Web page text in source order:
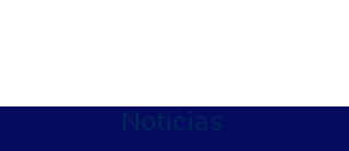
Noticias